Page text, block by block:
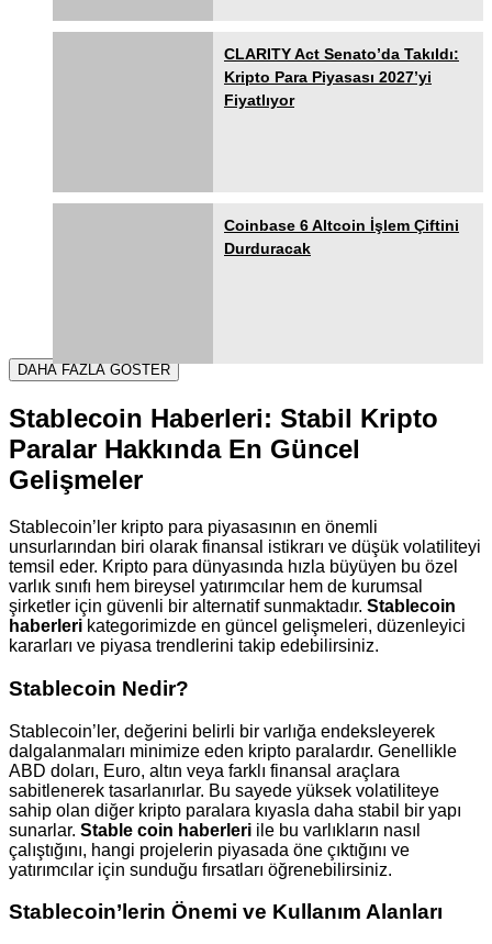
CLARITY Act Senato’da Takıldı:
Kripto Para Piyasası 2027’yi
Fiyatlıyor
Coinbase 6 Altcoin İşlem Çiftini
Durduracak
DAHA FAZLA GÖSTER
Stablecoin Haberleri: Stabil Kripto
Paralar Hakkında En Güncel
Gelişmeler
Stablecoin’ler kripto para piyasasının en önemli
unsurlarından biri olarak finansal istikrarı ve düşük volatiliteyi
temsil eder. Kripto para dünyasında hızla büyüyen bu özel
varlık sınıfı hem bireysel yatırımcılar hem de kurumsal
şirketler için güvenli bir alternatif sunmaktadır. Stablecoin
haberleri kategorimizde en güncel gelişmeleri, düzenleyici
kararları ve piyasa trendlerini takip edebilirsiniz.
Stablecoin Nedir?
Stablecoin’ler, değerini belirli bir varlığa endeksleyerek
dalgalanmaları minimize eden kripto paralardır. Genellikle
ABD doları, Euro, altın veya farklı finansal araçlara
sabitlenerek tasarlanırlar. Bu sayede yüksek volatiliteye
sahip olan diğer kripto paralara kıyasla daha stabil bir yapı
sunarlar. Stable coin haberleri ile bu varlıkların nasıl
çalıştığını, hangi projelerin piyasada öne çıktığını ve
yatırımcılar için sunduğu fırsatları öğrenebilirsiniz.
Stablecoin’lerin Önemi ve Kullanım Alanları